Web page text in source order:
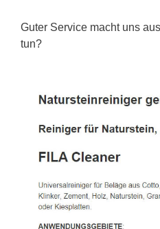
Guter Service macht uns
tun?